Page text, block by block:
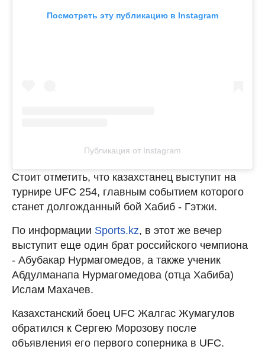
Посмотреть эту публикацию в Instagram
Публикация от Instagram
Стоит отметить, что казахстанец выступит на
турнире UFC 254, главным событием которого
станет долгожданный бой Хабиб - Гэтжи.
По информации Sports.kz, в этот же вечер
выступит еще один брат российского чемпиона
- Абубакар Нурмагомедов, а также ученик
Абдулманапа Нурмагомедова (отца Хабиба)
Ислам Махачев.
Казахстанский боец UFC Жалгас Жумагулов
обратился к Сергею Морозову после
объявления его первого соперника в UFC.